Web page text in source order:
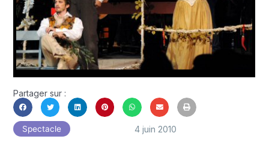
Partager sur :
Spectacle 4 juin 2010